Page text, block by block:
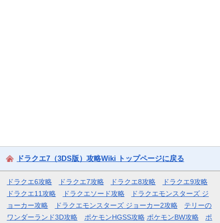
ドラクエ7（3DS版）攻略Wiki トップページに戻る
ドラクエ6攻略 ドラクエ7攻略 ドラクエ8攻略
ドラクエ9攻略
ドラクエ11攻略
ドラクエソード攻略
ドラクエモンスターズ ジ
ョーカー攻略
ドラクエモンスターズ ジョーカー2攻略
テリーの
ワンダーランド3D攻略
ポケモンHGSS攻略 ポケモンBW攻略 ポ